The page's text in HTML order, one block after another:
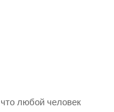
любой человек